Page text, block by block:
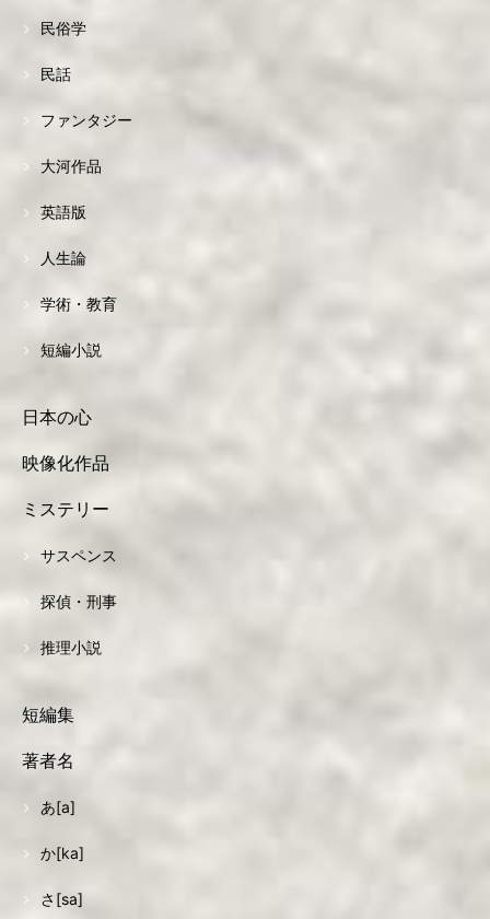
民俗学
民話
ファンタジー
大河作品
英語版
人生論
学術・教育
短編小説
日本の心
映像化作品
ミステリー
サスペンス
探偵・刑事
推理小説
短編集
著者名
あ[a]
か[ka]
さ[sa]